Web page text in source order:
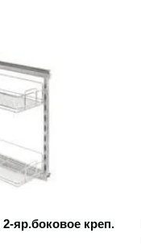
яр.боковое креп.